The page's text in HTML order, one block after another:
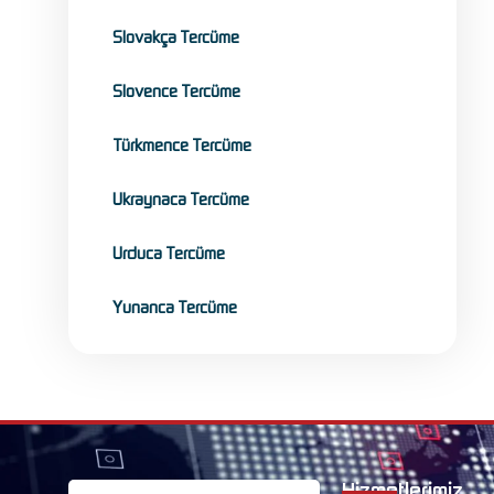
Slovakça Tercüme
Slovence Tercüme
Türkmence Tercüme
Ukraynaca Tercüme
Urduca Tercüme
Yunanca Tercüme